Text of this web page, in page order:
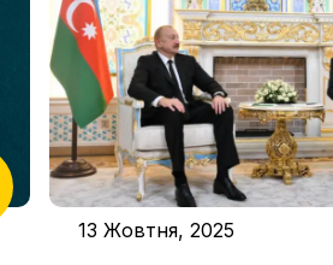
13 Жовтня, 2025